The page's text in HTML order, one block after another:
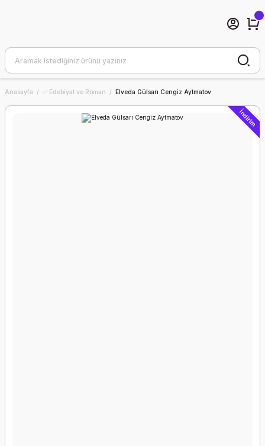
Anasayfa ✅ Edebiyat ve Roman Elveda Gülsarı Cengiz Aytmatov
İndirim